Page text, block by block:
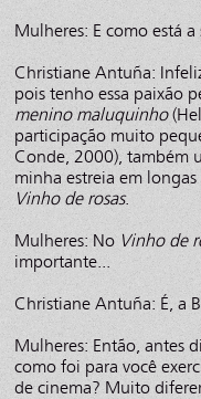
Mulheres: E como está
Christiane Antuña:
pois tenho essa paixão
menino maluquinho
participação muito
Conde, 2000), também
minha estreia em
Vinho de rosas.
Mulheres: No Vinho de
importante...
Christiane Antuña: É, a
Mulheres: Então, antes
como foi para você
de cinema? Muito